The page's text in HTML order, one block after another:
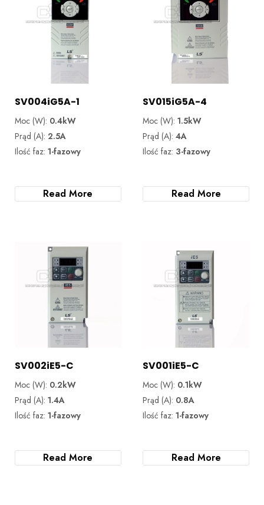
SV004iG5A-1
Moc (W): 0.4kW
Prąd (A): 2.5A
Ilość faz: 1-fazowy
Read More
SV015iG5A-4
Moc (W):1.5kW
Prąd (A):4A
Ilość faz: 3-fazowy
Read More
SV002iE5-C
Moc (W): 0.2kW
Prąd (A): 1.4A
Ilość faz: 1-fazowy
Read More
SV001iE5-C
Moc (W): 0.1kW
Prąd (A): 0.8A
Ilość faz:1-fazowy
Read More